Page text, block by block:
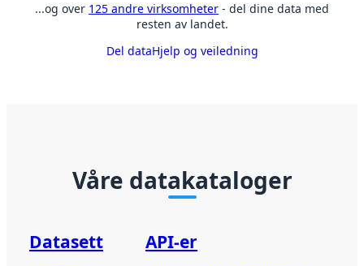
...og over 125 andre virksomheter - del dine data med
resten av landet.
Del dataHjelp og veiledning
Våre datakataloger
Datasett API-er